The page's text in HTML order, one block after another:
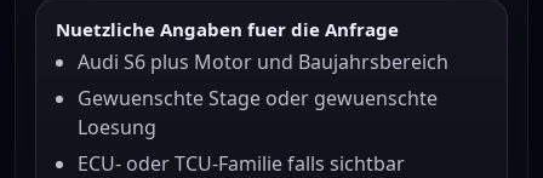
Nuetzliche Angaben fuer die Anfrage
Audi S6 plus Motor und Baujahrsbereich
Gewuenschte Stage oder gewuenschte
Loesung
ECU- oder TCU-Familie falls sichtbar